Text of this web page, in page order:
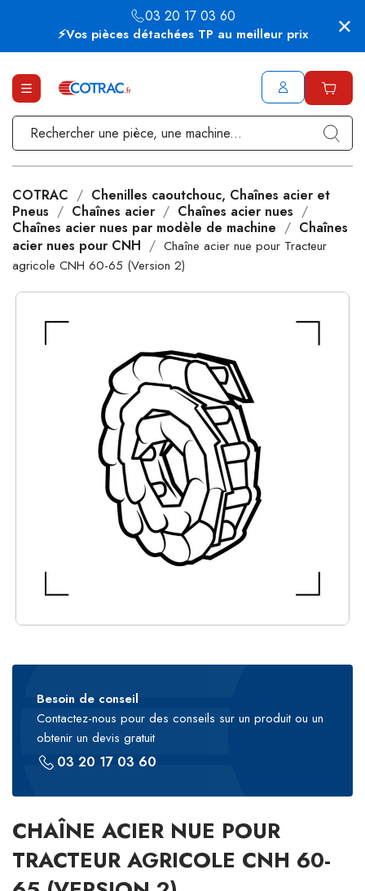
⚡Vos pièces détachées TP au meilleur prix
03 20 17 03 60
COTRAC
Chenilles caoutchouc, Chaînes acier et
Pneus
Chaînes acier
Chaînes acier nues
Chaînes acier nues par modèle de machine
Chaînes
acier nues pour CNH
Chaîne acier nue pour Tracteur
agricole CNH 60-65 (Version 2)
Besoin de conseil
Contactez-nous pour des conseils sur un produit ou un
obtenir un devis gratuit
03 20 17 03 60
CHAÎNE ACIER NUE POUR
TRACTEUR AGRICOLE CNH 60-